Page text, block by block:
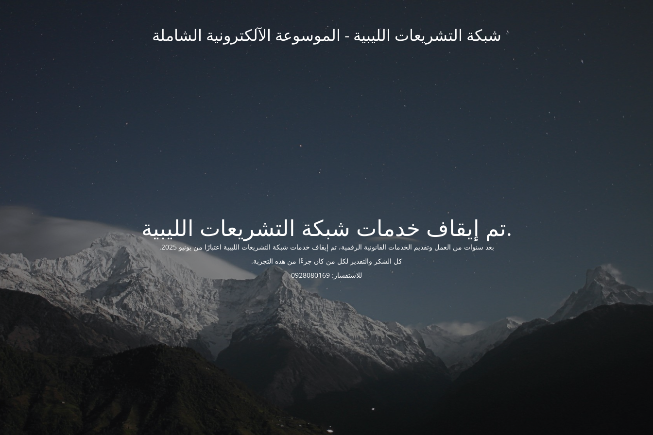
شبكة التشريعات الليبية - الموسوعة الآلكترونية الشاملة
تم إيقاف خدمات شبكة التشريعات الليبية.
بعد سنوات من العمل وتقديم الخدمات القانونية الرقمية، تم إيقاف خدمات شبكة التشريعات الليبية اعتبارًا من يونيو 2025.
كل الشكر والتقدير لكل من كان جزءًا من هذه التجربة.
للاستفسار: 0928080169